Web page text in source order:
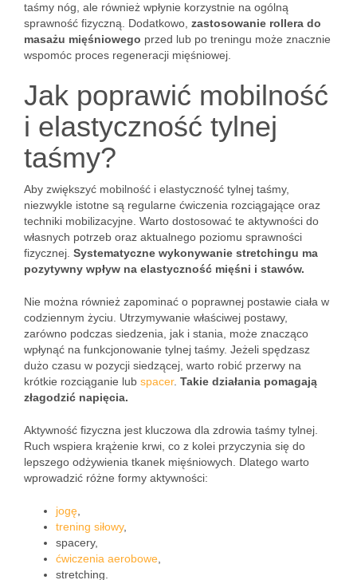
taśmy nóg, ale również wpłynie korzystnie na ogólną
sprawność fizyczną. Dodatkowo, zastosowanie rollera do
masażu mięśniowego przed lub po treningu może znacznie
wspomóc proces regeneracji mięśniowej.
Jak poprawić mobilność
i elastyczność tylnej
taśmy?
Aby zwiększyć mobilność i elastyczność tylnej taśmy,
niezwykle istotne są regularne ćwiczenia rozciągające oraz
techniki mobilizacyjne. Warto dostosować te aktywności do
własnych potrzeb oraz aktualnego poziomu sprawności
fizycznej. Systematyczne wykonywanie stretchingu ma
pozytywny wpływ na elastyczność mięśni i stawów.
Nie można również zapominać o poprawnej postawie ciała w
codziennym życiu. Utrzymywanie właściwej postawy,
zarówno podczas siedzenia, jak i stania, może znacząco
wpłynąć na funkcjonowanie tylnej taśmy. Jeżeli spędzasz
dużo czasu w pozycji siedzącej, warto robić przerwy na
krótkie rozciąganie lub spacer. Takie działania pomagają
złagodzić napięcia.
Aktywność fizyczna jest kluczowa dla zdrowia taśmy tylnej.
Ruch wspiera krążenie krwi, co z kolei przyczynia się do
lepszego odżywienia tkanek mięśniowych. Dlatego warto
wprowadzić różne formy aktywności:
jogę
trening siłowy,
spacery,
ćwiczenia aerobowe
stretching.